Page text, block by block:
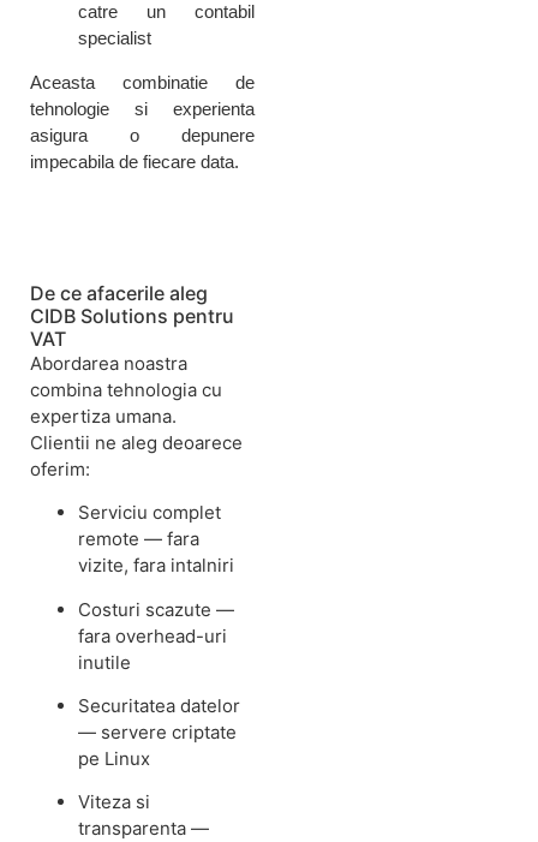
catre un contabil
specialist
Aceasta combinatie de
tehnologie si experienta
asigura o depunere
impecabila de fiecare data.
De ce afacerile aleg
CIDB Solutions pentru
VAT
Abordarea noastra
combina tehnologia cu
expertiza umana.
Clientii ne aleg deoarece
oferim:
Serviciu complet
remote — fara
vizite, fara intalniri
Costuri scazute —
fara overhead-uri
inutile
Securitatea datelor
— servere criptate
pe Linux
Viteza si
transparenta —